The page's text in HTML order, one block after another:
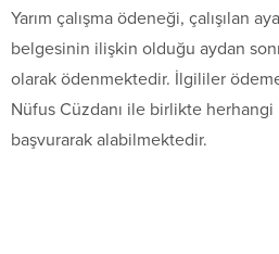
Yarım çalışma ödeneği, çalışılan
belgesinin ilişkin olduğu aydan
olarak ödenmektedir. İlgililer
Nüfus Cüzdanı ile birlikte herhangi
başvurarak alabilmektedir.